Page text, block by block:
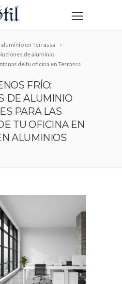
en Terrassa
de aluminio
de tu oficina en Terrassa
FRÍO:
DE ALUMINIO
PARA LAS
TU OFICINA EN
ALUMINIOS